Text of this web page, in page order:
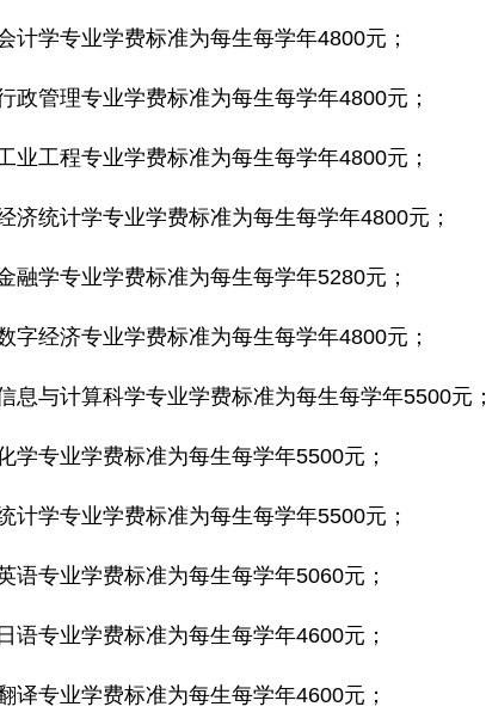
计学专业学费标准为每生每学年4800元；
政管理专业学费标准为每生每学年4800元；
业工程专业学费标准为每生每学年4800元；
济统计学专业学费标准为每生每学年4800元；
融学专业学费标准为每生每学年5280元；
字经济专业学费标准为每生每学年4800元；
息与计算科学专业学费标准为每生每学年5500元；
学专业学费标准为每生每学年5500元；
计学专业学费标准为每生每学年5500元；
语专业学费标准为每生每学年5060元；
日语专业学费标准为每生每学年4600元；
译专业学费标准为每生每学年4600元；